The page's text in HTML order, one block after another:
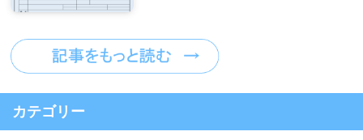
カテゴリー